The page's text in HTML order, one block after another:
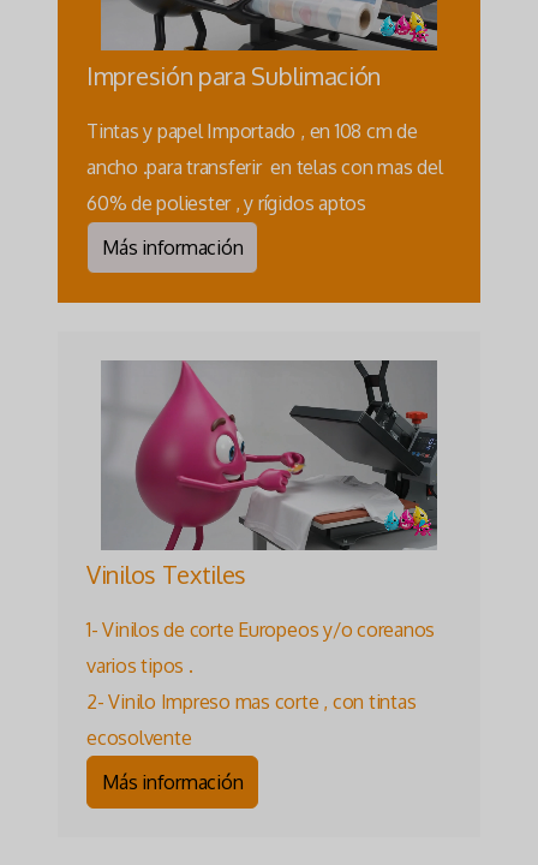
Impresión para Sublimación
Tintas y papel Importado , en 108 cm de
ancho .para transferir en telas con mas del
60% de poliester , y rígidos aptos
Más información
Vinilos Textiles
1- Vinilos de corte Europeos y/o coreanos
varios tipos .
2- Vinilo Impreso mas corte , con tintas
ecosolvente
Más información